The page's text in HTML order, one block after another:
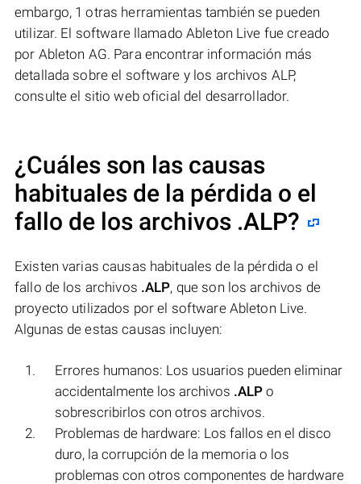
embargo, 1 otras herramientas también se pueden
utilizar. El software llamado Ableton Live fue creado
por Ableton AG. Para encontrar información más
detallada sobre el software y los archivos ALP,
consulte el sitio web oficial del desarrollador.
¿Cuáles son las causas
habituales de la pérdida o el
fallo de los archivos .ALP?
Existen varias causas habituales de la pérdida o el
fallo de los archivos .ALP, que son los archivos de
proyecto utilizados por el software Ableton Live.
Algunas de estas causas incluyen:
Errores humanos: Los usuarios pueden eliminar
accidentalmente los archivos .ALP o
sobrescribirlos con otros archivos.
Problemas de hardware: Los fallos en el disco
duro, la corrupción de la memoria o los
problemas con otros componentes de hardware